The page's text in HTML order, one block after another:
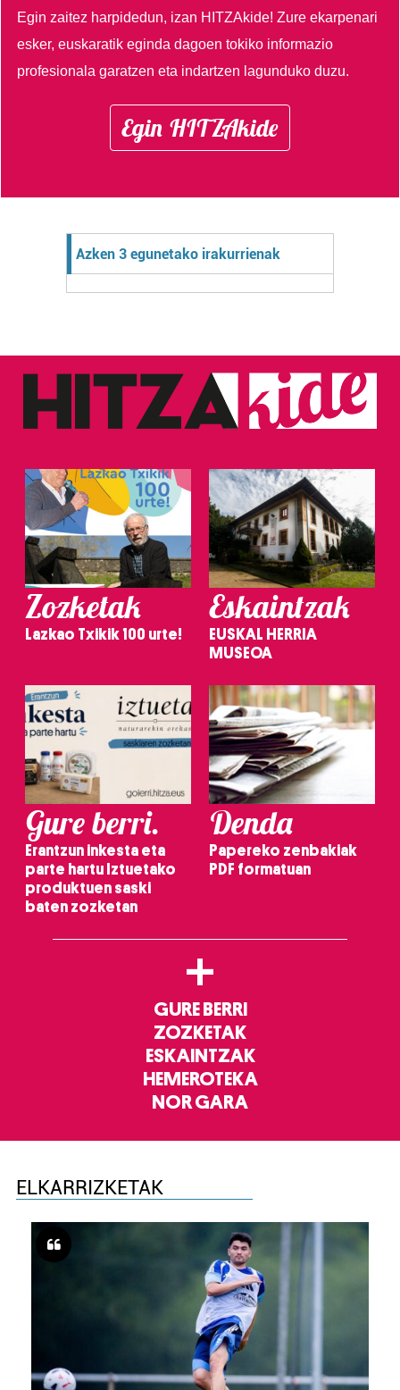
Egin zaitez harpidedun, izan HITZAkide!Zure ekarpenari
esker, euskaratik eginda dagoen tokiko informazio
profesionala garatzen eta indartzen lagunduko duzu.
Egin HITZAkide
Azken 3 egunetako irakurrienak
Zozketak
Lazkao Txikik 100 urte!
Eskaintzak
EUSKAL HERRIA
MUSEOA
Gure berri.
Erantzun inkesta eta
parte hartu Iztuetako
produktuen saski
baten zozketan
Denda
Papereko zenbakiak
PDF formatuan
+
GURE BERRI
ZOZKETAK
ESKAINTZAK
HEMEROTEKA
NOR GARA
ELKARRIZKETAK